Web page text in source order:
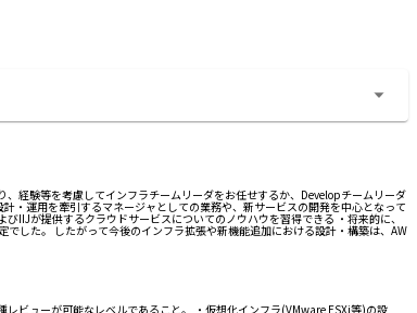
経験等を考慮してインフラチームリーダをお任せするか、Developチームリーダ
・運用を牽引するマネージャとしての業務や、新サービスの開発を中心となって
IIJが提供するクラウドサービスについてのノウハウを習得できる ・将来的に、
した。 したがって今後のインフラ拡張や新機能追加における設計・構築は、AW
ビューが可能なレベルであること。 ・仮想化インフラ(VMware ESXi等)の設